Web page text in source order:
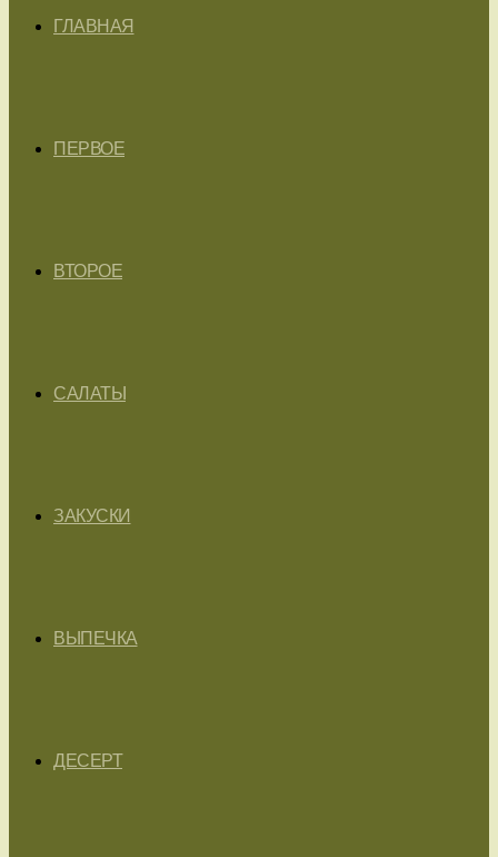
ГЛАВНАЯ
ПЕРВОЕ
ВТОРОЕ
САЛАТЫ
ЗАКУСКИ
ВЫПЕЧКА
ДЕСЕРТ